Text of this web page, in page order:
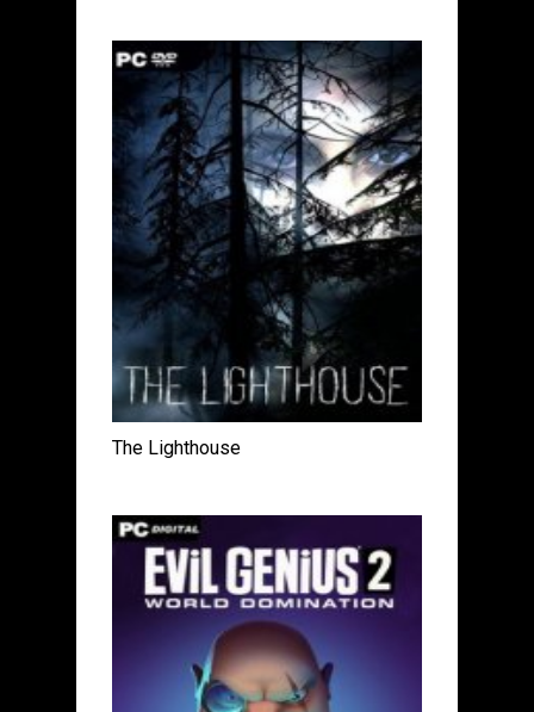
The Lighthouse